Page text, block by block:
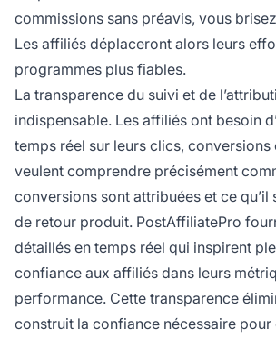
commissions sans préavis, vous
Les affiliés déplaceront alors leurs
programmes plus fiables.
La transparence du suivi et de
indispensable. Les affiliés ont besoin
temps réel sur leurs clics, conversions
veulent comprendre précisément
conversions sont attribuées et ce qu’il
de retour produit. PostAffiliatePro
détaillés en temps réel qui inspirent
confiance aux affiliés dans leurs
performance. Cette transparence
construit la confiance nécessaire